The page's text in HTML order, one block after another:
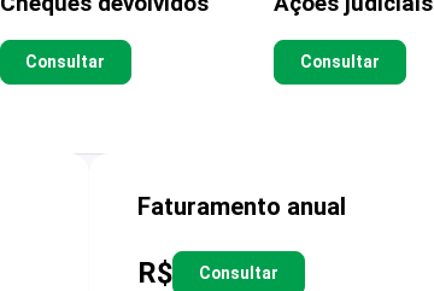
Consultar Consultar
Faturamento anual
R$ Consultar